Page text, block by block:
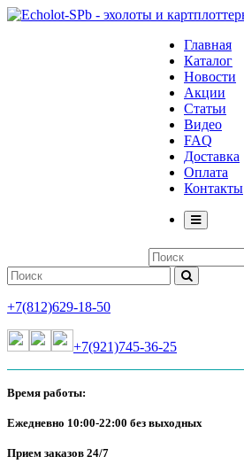
Главная
Каталог
Новости
Акции
Статьи
Видео
FAQ
Доставка
Оплата
Контакты
+7(812)629-18-50
+7(921)745-36-25
Время работы:
Ежедневно 10:00-22:00 без выходных
Прием заказов 24/7